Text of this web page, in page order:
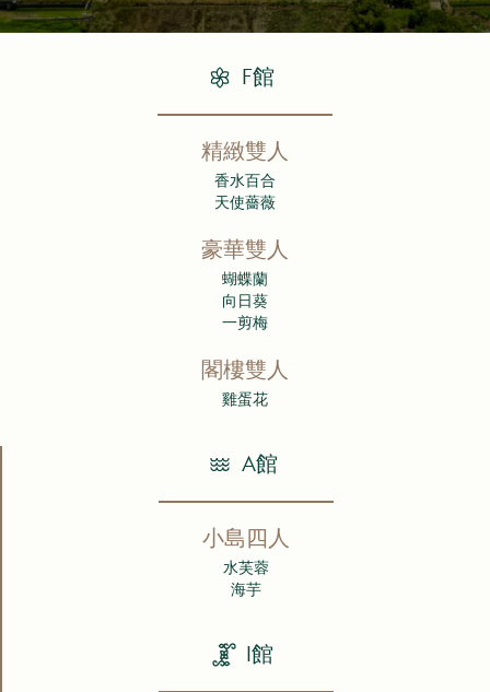
F館
精緻雙人
香水百合
天使薔薇
豪華雙人
蝴蝶蘭
向日葵
一剪梅
閣樓雙人
雞蛋花
A館
小島四人
水芙蓉
海芋
I館